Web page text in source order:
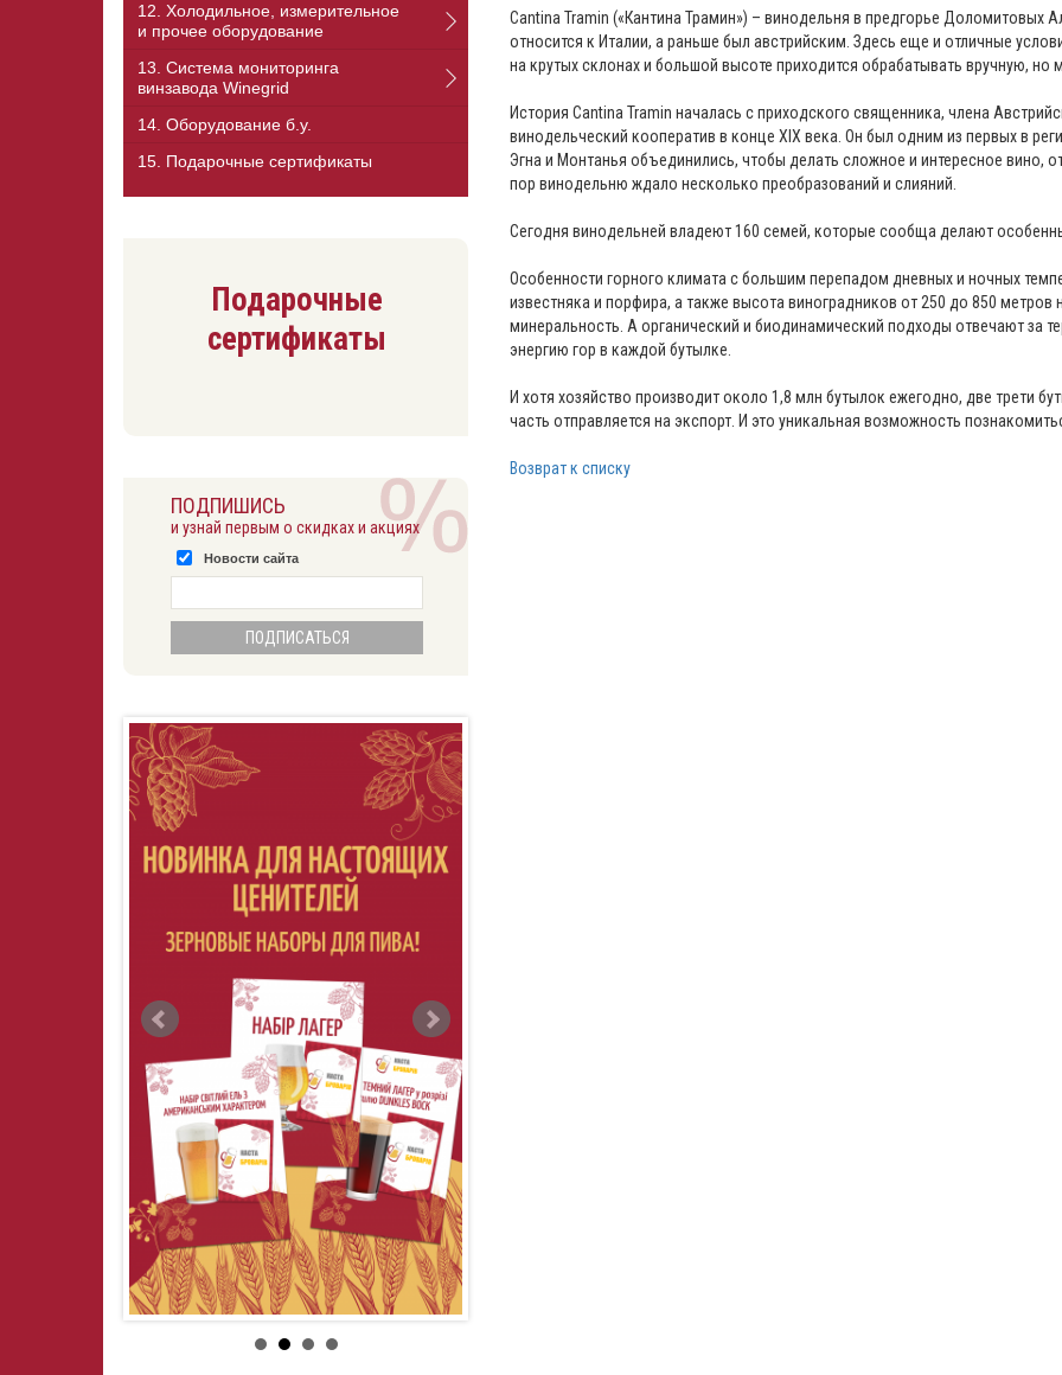
Cantina Tramin («Кантина Трамин») – винодельня в предгорье Доломитовых
относится к Италии, а раньше был австрийским. Здесь еще и отличные
на крутых склонах и большой высоте приходится обрабатывать вручную, но
История Cantina Tramin началась с приходского священника, члена
винодельческий кооператив в конце XIX века. Он был одним из первых в
Эгна и Монтанья объединились, чтобы делать сложное и интересное вино,
пор винодельню ждало несколько преобразований и слияний.
Сегодня винодельней владеют 160 семей, которые сообща делают
Особенности горного климата с большим перепадом дневных и ночных
известняка и порфира, а также высота виноградников от 250 до 850
минеральность. А органический и биодинамический подходы отвечают за
энергию гор в каждой бутылке.
И хотя хозяйство производит около 1,8 млн бутылок ежегодно, две трети
часть отправляется на экспорт. И это уникальная возможность
Возврат к списку
12. Холодильное, измерительное
и прочее оборудование
13. Cистема мониторинга
винзавода Winegrid
14. Оборудование б.у.
15. Подарочные сертификаты
Подарочные
сертификаты
ПОДПИШИСЬ
и узнай первым о скидках и акциях
Новости сайта